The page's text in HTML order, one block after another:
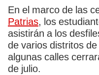
En el marco de las
Patrias, los
asistirán a los
de varios distritos
algunas calles
de julio.